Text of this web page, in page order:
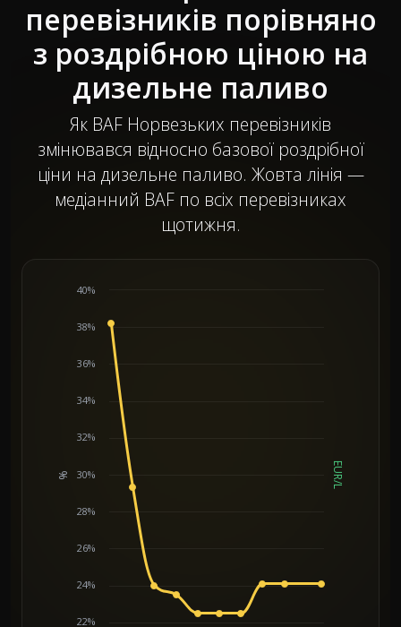
перевізників порівняно
з роздрібною ціною на
дизельне паливо
Як BAF Норвезьких перевізників
змінювався відносно базової роздрібної
ціни на дизельне паливо. Жовта лінія —
медіанний BAF по всіх перевізниках
щотижня.
% EUR/L
22%
24%
26%
28%
30%
32%
34%
36%
38%
40%